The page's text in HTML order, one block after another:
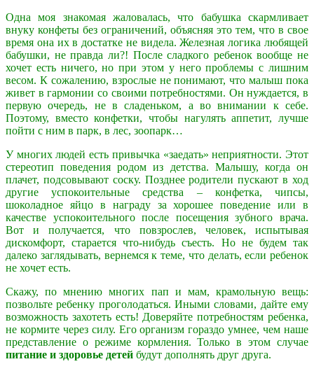
Одна моя знакомая жаловалась, что бабушка скармливает
внуку конфеты без ограничений, объясняя это тем, что в свое
время она их в достатке не видела. Железная логика любящей
бабушки, не правда ли?! После сладкого ребенок вообще не
хочет есть ничего, но при этом у него проблемы с лишним
весом. К сожалению, взрослые не понимают, что малыш пока
живет в гармонии со своими потребностями. Он нуждается, в
первую очередь, не в сладеньком, а во внимании к себе.
Поэтому, вместо конфетки, чтобы нагулять аппетит, лучше
пойти с ним в парк, в лес, зоопарк…
У многих людей есть привычка «заедать» неприятности. Этот
стереотип поведения родом из детства. Малышу, когда он
плачет, подсовывают соску. Позднее родители пускают в ход
другие успокоительные средства – конфетка, чипсы,
шоколадное яйцо в награду за хорошее поведение или в
качестве успокоительного после посещения зубного врача.
Вот и получается, что повзрослев, человек, испытывая
дискомфорт, старается что-нибудь съесть. Но не будем так
далеко заглядывать, вернемся к теме, что делать, если ребенок
не хочет есть.
Скажу, по мнению многих пап и мам, крамольную вещь:
позвольте ребенку проголодаться. Иными словами, дайте ему
возможность захотеть есть! Доверяйте потребностям ребенка,
не кормите через силу. Его организм гораздо умнее, чем наше
представление о режиме кормления. Только в этом случае
питание и здоровье детей будут дополнять друг друга.